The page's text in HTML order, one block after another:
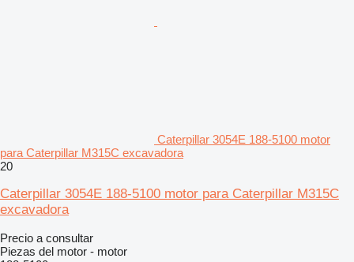
Caterpillar 3054E 188-5100 motor
para Caterpillar M315C excavadora
20
Caterpillar 3054E 188-5100 motor para Caterpillar M315C
excavadora
Precio a consultar
Piezas del motor - motor